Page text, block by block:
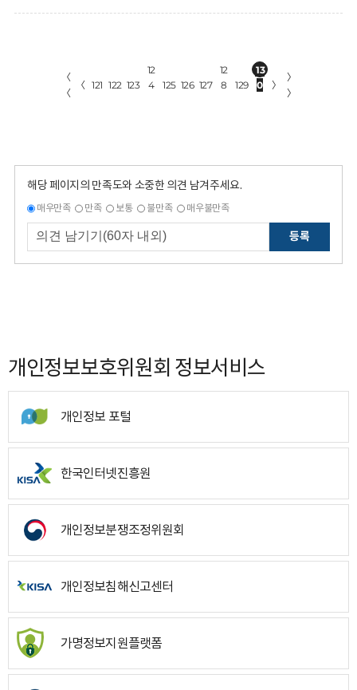
〈
〈
〈 121 122 123
12
4
125 126 127
12
8
129
13
0
〉
〉
〉
해당 페이지의 만족도와 소중한 의견 남겨주세요.
매우만족 만족 보통 불만족 매우불만족
등록
개인정보보호위원회 정보서비스
개인정보 포털
한국인터넷진흥원
개인정보분쟁조정위원회
개인정보침해신고센터
가명정보지원플랫폼